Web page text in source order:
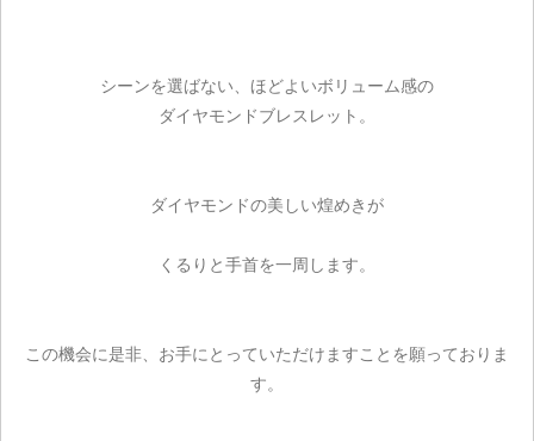
シーンを選ばない、ほどよいボリューム感の
ダイヤモンドブレスレット。
ダイヤモンドの美しい煌めきが
くるりと手首を一周します。
この機会に是非、お手にとっていただけますことを願っておりま
す。
ご注文手続き